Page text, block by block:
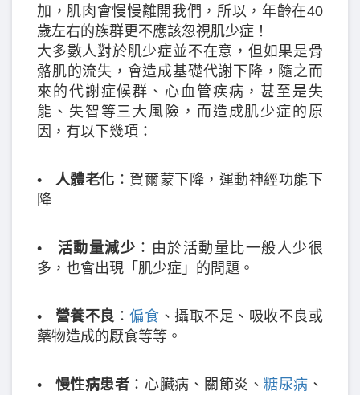
加，肌肉會慢慢離開我們，所以，年齡在40
歲左右的族群更不應該忽視肌少症！
大多數人對於肌少症並不在意，但如果是骨
骼肌的流失，會造成基礎代謝下降，隨之而
來的代謝症候群、心血管疾病，甚至是失
能、失智等三大風險，而造成肌少症的原
因，有以下幾項：
• 人體老化 ：賀爾蒙下降，運動神經功能下
降
• 活動量減少 ：由於活動量比一般人少很
多，也會出現「肌少症」的問題。
• 營養不良 ：偏食 、攝取不足、吸收不良或
藥物造成的厭食等等。
• 慢性病患者 ：心臟病、關節炎、糖尿病 、